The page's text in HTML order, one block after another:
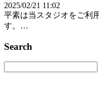
2025/02/21 11:02
平素は当スタジオをご利
す。…
Search